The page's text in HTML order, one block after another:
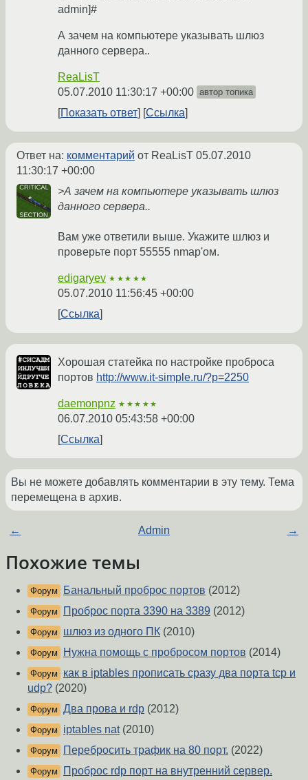
admin]#
А зачем на компьютере указывать шлюз
данного сервера..
ReaLisT
05.07.2010 11:30:17 +00:00 автор топика
Показать ответ Ссылка
Ответ на: комментарий от ReaLisT 05.07.2010
11:30:17 +00:00
>А зачем на компьютере указывать шлюз
данного сервера..
Вам уже ответили выше. Укажите шлюз и
проверьте порт 55555 nmap'ом.
edigaryev ★★★★★
05.07.2010 11:56:45 +00:00
Ссылка
Хорошая статейка по настройке проброса
портов http://www.it-simple.ru/?p=2250
daemonpnz ★★★★★
06.07.2010 05:43:58 +00:00
Ссылка
Вы не можете добавлять комментарии в эту тему. Тема
перемещена в архив.
← Admin →
Похожие темы
Форум Банальный проброс портов (2012)
Форум Проброс порта 3390 на 3389 (2012)
Форум шлюз из одного ПК (2010)
Форум Нужна помощь с пробросом портов (2014)
Форум
как в iptables прописать сразу два порта tcp и
udp? (2020)
Форум Два прова и rdp (2012)
Форум iptables nat(2010)
Форум Перебросить трафик на 80 порт. (2022)
Форум Проброс rdp порт на внутренний сервер.